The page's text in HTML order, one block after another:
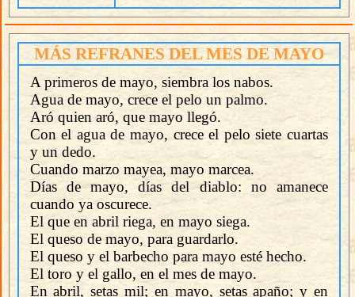
MÁS REFRANES DEL MES DE MAYO
A primeros de mayo, siembra los nabos.
Agua de mayo, crece el pelo un palmo.
Aró quien aró, que mayo llegó.
Con el agua de mayo, crece el pelo siete cuartas
y un dedo.
Cuando marzo mayea, mayo marcea.
Días de mayo, días del diablo: no amanece
cuando ya oscurece.
El que en abril riega, en mayo siega.
El queso de mayo, para guardarlo.
El queso y el barbecho para mayo esté hecho.
El toro y el gallo, en el mes de mayo.
En abril, setas mil; en mayo, setas apaño; y en